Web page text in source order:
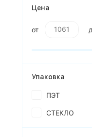
Цена
от
Упаковка
ПЭТ
СТЕКЛО